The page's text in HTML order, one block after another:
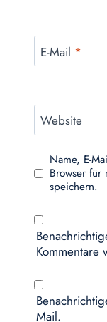
E-Mail *
Website
Name, E-
Browser für
speichern.
Kommentare
Mail.